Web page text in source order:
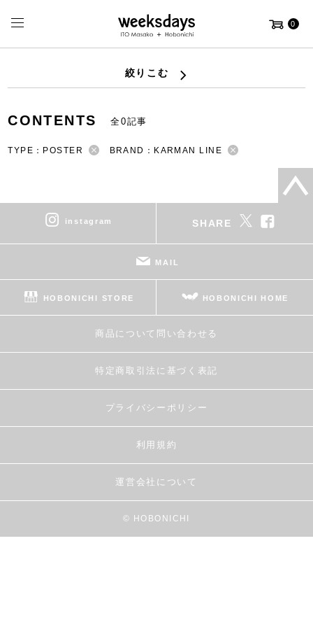
0
絞りこむ
CONTENTS 全0記事
TYPE：POSTER BRAND：KARMAN LINE
instagram SHARE
MAIL
HOBONICHI STORE HOBONICHI HOME
商品について問い合わせる
特定商取引法に基づく表記
プライバシーポリシー
利用規約
運営会社について
© HOBONICHI